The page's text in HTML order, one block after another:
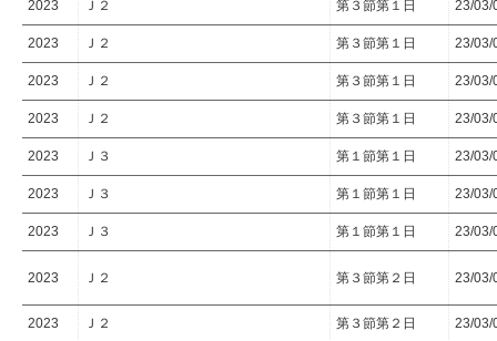
2023 Ｊ２ 第３節第１日 23/03/
2023 Ｊ２ 第３節第１日 23/03/
2023 Ｊ２ 第３節第１日 23/03/
2023 Ｊ２ 第３節第１日 23/03/
2023 Ｊ３ 第１節第１日 23/03/
2023 Ｊ３ 第１節第１日 23/03/
2023 Ｊ３ 第１節第１日 23/03/
2023 Ｊ２ 第３節第２日 23/03/
2023 Ｊ２ 第３節第２日 23/03/